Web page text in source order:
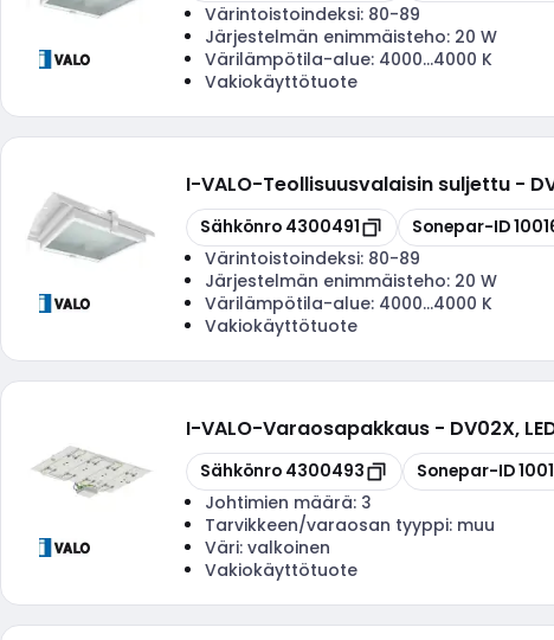
Värintoistoindeksi: 80-89
Järjestelmän enimmäisteho: 20 W
Värilämpötila-alue: 4000...4000 K
Vakiokäyttötuote
I-VALO-Teollisuusvalaisin suljettu -
Kopioi
Sähkönro 4300491 Kopioi
Sonepar-ID
Värintoistoindeksi: 80-89
Järjestelmän enimmäisteho: 20 W
Värilämpötila-alue: 4000...4000 K
Vakiokäyttötuote
I-VALO-Varaosapakkaus - DV02X,
Kopioi
Sähkönro 4300493 Kopioi
Sonepar-ID
Johtimien määrä: 3
Tarvikkeen/varaosan tyyppi: muu
Väri: valkoinen
Vakiokäyttötuote